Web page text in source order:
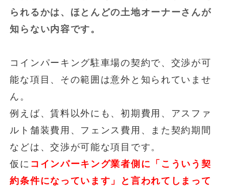
られるかは、ほとんどの土地オーナーさんが
知らない内容です。
コインパーキング駐車場の契約で、交渉が可
能な項目、その範囲は意外と知られていませ
ん。
例えば、賃料以外にも、初期費用、アスファ
ルト舗装費用、フェンス費用、また契約期間
などは、交渉が可能な項目です。
仮に コインパーキング業者側に「こういう契
約条件になっています」と言われてしまって